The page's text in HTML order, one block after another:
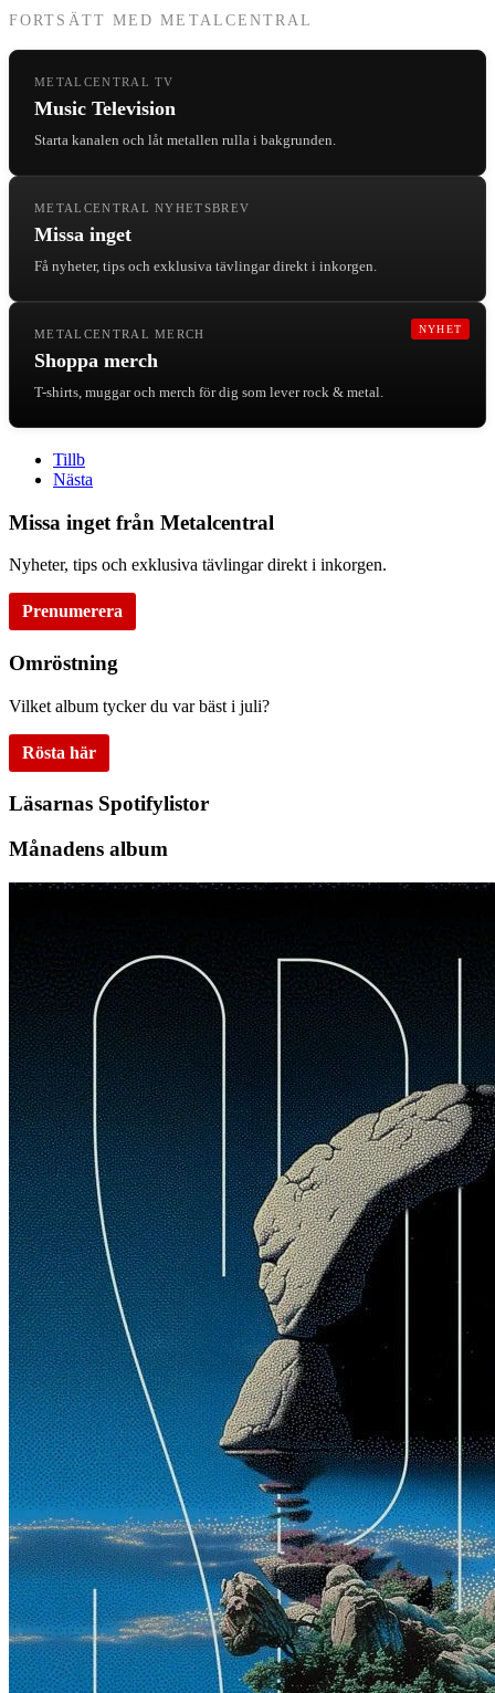
FORTSÄTT MED METALCENTRAL
METALCENTRAL TV
Music Television
Starta kanalen och låt metallen rulla i bakgrunden.
METALCENTRAL NYHETSBREV
Missa inget
Få nyheter, tips och exklusiva tävlingar direkt i inkorgen.
NYHET
METALCENTRAL MERCH
Shoppa merch
T-shirts, muggar och merch för dig som lever rock & metal.
Tillb
Nästa
Missa inget från Metalcentral
Nyheter, tips och exklusiva tävlingar direkt i inkorgen.
Prenumerera
Omröstning
Vilket album tycker du var bäst i juli?
Rösta här
Läsarnas Spotifylistor
Månadens album